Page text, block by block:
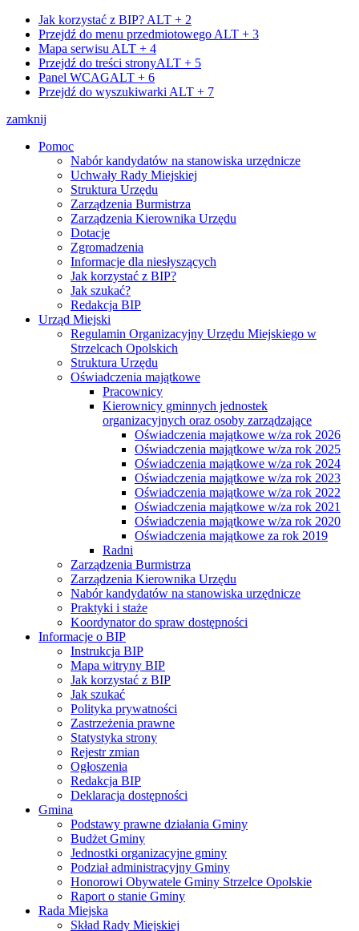
Jak korzystać z BIP? ALT + 2
Przejdź do menu przedmiotowego ALT + 3
Mapa serwisu ALT + 4
Przejdź do treści stronyALT + 5
Panel WCAGALT + 6
Przejdź do wyszukiwarki ALT + 7
zamknij
Pomoc
Nabór kandydatów na stanowiska urzędnicze
Uchwały Rady Miejskiej
Struktura Urzędu
Zarządzenia Burmistrza
Zarządzenia Kierownika Urzędu
Dotacje
Zgromadzenia
Informacje dla niesłyszących
Jak korzystać z BIP?
Jak szukać?
Redakcja BIP
Urząd Miejski
Regulamin Organizacyjny Urzędu Miejskiego w
Strzelcach Opolskich
Struktura Urzędu
Oświadczenia majątkowe
Pracownicy
Kierownicy gminnych jednostek
organizacyjnych oraz osoby zarządzające
Oświadczenia majątkowe w/za rok 2026
Oświadczenia majątkowe w/za rok 2025
Oświadczenia majątkowe w/za rok 2024
Oświadczenia majątkowe w/za rok 2023
Oświadczenia majątkowe w/za rok 2022
Oświadczenia majątkowe w/za rok 2021
Oświadczenia majątkowe w/za rok 2020
Oświadczenia majątkowe za rok 2019
Radni
Zarządzenia Burmistrza
Zarządzenia Kierownika Urzędu
Nabór kandydatów na stanowiska urzędnicze
Praktyki i staże
Koordynator do spraw dostępności
Informacje o BIP
Instrukcja BIP
Mapa witryny BIP
Jak korzystać z BIP
Jak szukać
Polityka prywatności
Zastrzeżenia prawne
Statystyka strony
Rejestr zmian
Ogłoszenia
Redakcja BIP
Deklaracja dostępności
Gmina
Podstawy prawne działania Gminy
Budżet Gminy
Jednostki organizacyjne gminy
Podział administracyjny Gminy
Honorowi Obywatele Gminy Strzelce Opolskie
Raport o stanie Gminy
Rada Miejska
Skład Rady Miejskiej